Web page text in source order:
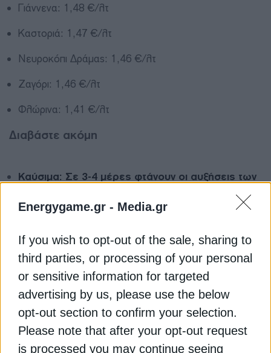
Energygame.gr - Media.gr
If you wish to opt-out of the sale, sharing to
third parties, or processing of your personal
or sensitive information for targeted
advertising by us, please use the below
opt-out section to confirm your selection.
Please note that after your opt-out request
is processed you may continue seeing
Γιάννενα: 1,48 €/λτ
Καστοριά: 1,47 €/λτ
Νευροκόπι Δράμας: 1,46 €/λτ
Ζαγόρι: 1,46 €/λτ
Φλώρινα: 1,41 €/λτ
Διαβάστε ακόμη
Καύσιμα: Σε 3-4 μέρες φτάνουν οι αυξήσεις των
Ομοσπονδία Βενζινοπωλών Ελλάδος
Πόσο κοστίζει η βενζίνη σήμερα – Η τιμή ανά
περιοχή
ΒΕΝΖΙΝΗ ΚΑΥΣΙΜΑ ΠΡΑΤΗΡΙΑ